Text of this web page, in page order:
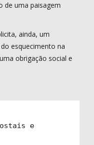
de uma paisagem
ainda, um
esquecimento na
obrigação social e
e